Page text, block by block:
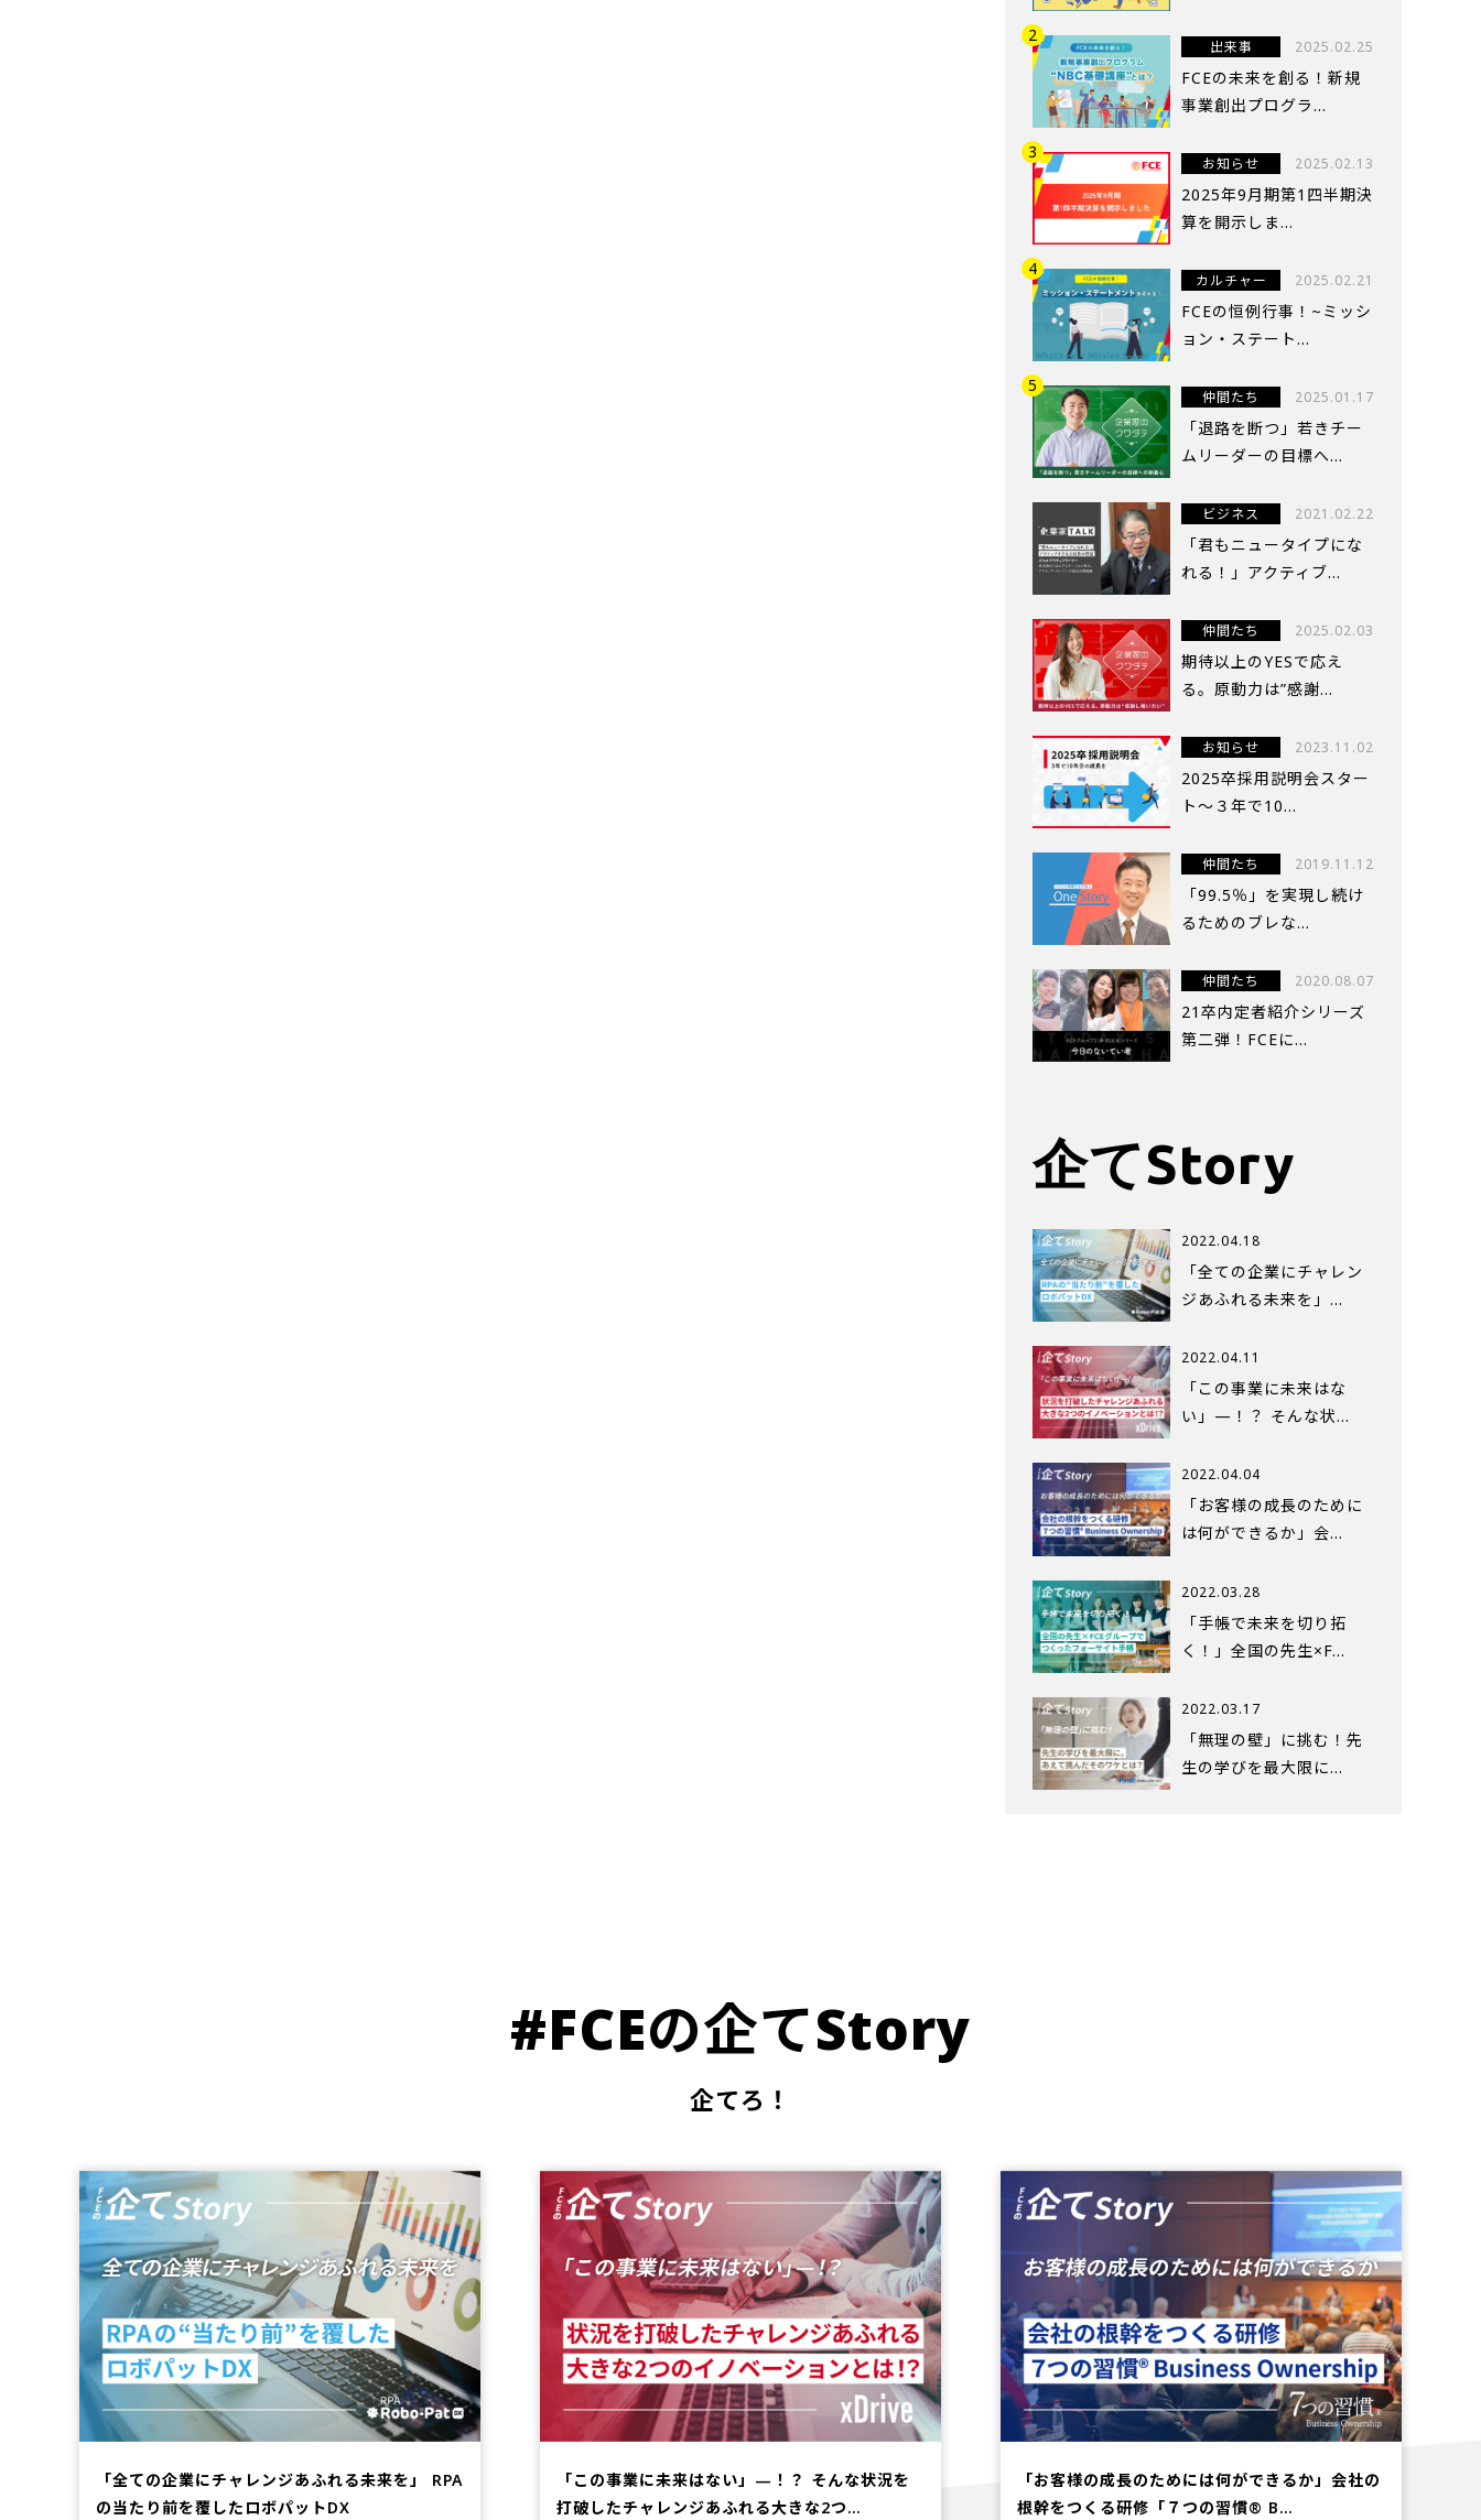
出来事 2025.02.25
FCEの未来を創る！新規
事業創出プログラ...
お知らせ 2025.02.13
2025年9月期第1四半期決
算を開示しま...
カルチャー 2025.02.21
FCEの恒例行事！~ミッシ
ョン・ステート...
仲間たち 2025.01.17
「退路を断つ」若きチー
ムリーダーの目標へ...
ビジネス 2021.02.22
「君もニュータイプにな
れる！」アクティブ...
仲間たち 2025.02.03
期待以上のYESで応え
る。原動力は”感謝...
お知らせ 2023.11.02
2025卒採用説明会スター
ト～３年で10...
仲間たち 2019.11.12
「99.5％」を実現し続け
るためのブレな...
仲間たち 2020.08.07
21卒内定者紹介シリーズ
第二弾！FCEに...
企てStory
2022.04.18
「全ての企業にチャレン
ジあふれる未来を」…
2022.04.11
「この事業に未来はな
い」—！？ そんな状…
2022.04.04
「お客様の成長のために
は何ができるか」会…
2022.03.28
「手帳で未来を切り拓
く！」全国の先生×F…
2022.03.17
「無理の壁」に挑む！先
生の学びを最大限に…
#FCEの企てStory
企てろ！
「全ての企業にチャレンジあふれる未来を」 RPA
の当たり前を覆したロボパットDX
「この事業に未来はない」—！？ そんな状況を
打破したチャレンジあふれる大きな2つ…
「お客様の成長のためには何ができるか」会社の
根幹をつくる研修「７つの習慣®︎ B…